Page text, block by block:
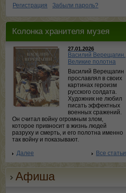
Регистрация
Забыли пароль?
Колонка хранителя музея
27.01.2026
Василий Верещагин.
Великие полотна
Василий Верещагин
прославлял в своих
картинах героизм
русского солдата.
Художник не любил
писать эффектных
военных сражений.
Он считал войну огромным злом,
которое привносит в жизнь людей
разруху и смерть, и его полотна именно
так войну и показывают.
Далее
Все статьи
Афиша